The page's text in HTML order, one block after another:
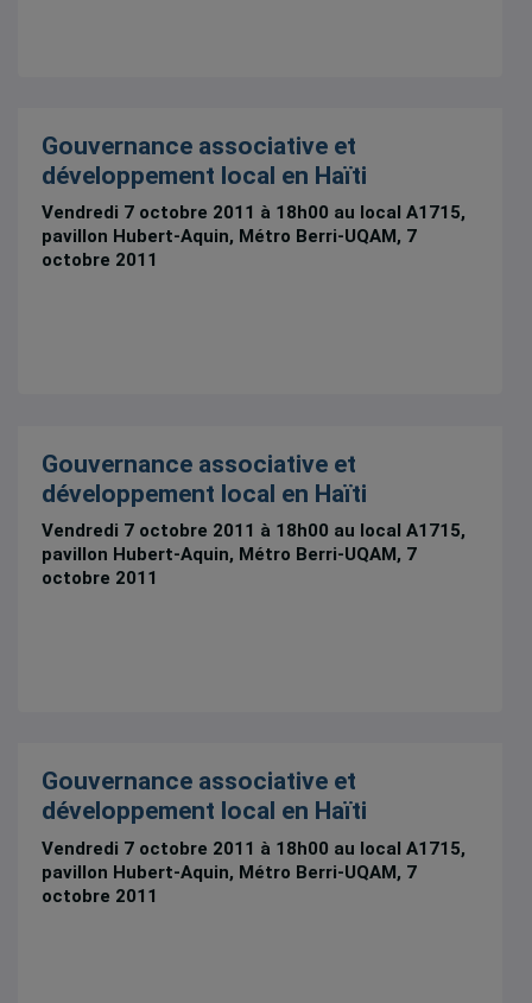
Gouvernance associative et
développement local en Haïti
Vendredi 7 octobre 2011 à 18h00 au local A1715,
pavillon Hubert-Aquin, Métro Berri-UQAM, 7
octobre 2011
Gouvernance associative et
développement local en Haïti
Vendredi 7 octobre 2011 à 18h00 au local A1715,
pavillon Hubert-Aquin, Métro Berri-UQAM, 7
octobre 2011
Gouvernance associative et
développement local en Haïti
Vendredi 7 octobre 2011 à 18h00 au local A1715,
pavillon Hubert-Aquin, Métro Berri-UQAM, 7
octobre 2011